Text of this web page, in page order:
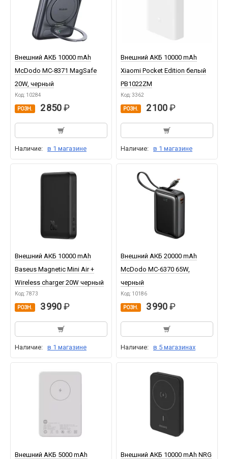
Внешний АКБ 10000 mAh
McDodo MC-8371 MagSafe
20W, черный
Код: 10284
РОЗН. 2 850
Наличие: в 1 магазине
Внешний АКБ 10000 mAh
Xiaomi Pocket Edition белый
PB1022ZM
Код: 3362
РОЗН. 2 100
Наличие: в 1 магазине
Внешний АКБ 10000 mAh
Baseus Magnetic Mini Air +
Wireless charger 20W черный
Код: 7873
РОЗН. 3 990
Наличие: в 1 магазине
Внешний АКБ 20000 mAh
McDodo MC-6370 65W,
черный
Код: 10186
РОЗН. 3 990
Наличие: в 5 магазинах
Внешний АКБ 5000 mAh
Внешний АКБ 10000 mAh NRG